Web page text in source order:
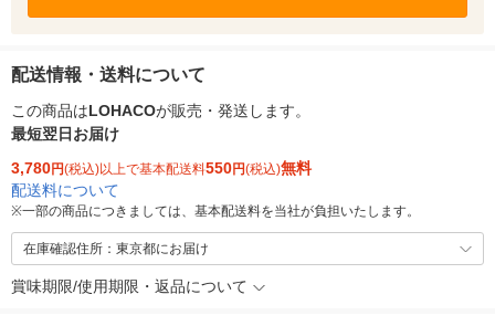
配送情報・送料について
この商品はLOHACOが販売・発送します。
最短翌日お届け
3,780円(税込)以上で基本配送料550円(税込)無料
配送料について
※一部の商品につきましては、基本配送料を当社が負担いたします。
在庫確認住所：東京都にお届け
賞味期限/使用期限・返品について